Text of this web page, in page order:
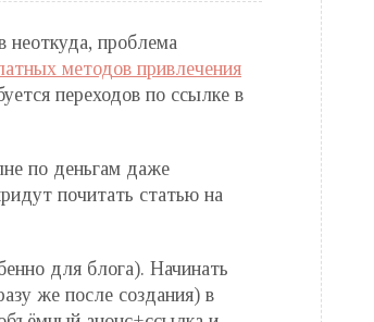
неоткуда, проблема
методов привлечения
переходов по ссылке в
по деньгам даже
почитать статью на
для блога). Начинать
же после создания) в